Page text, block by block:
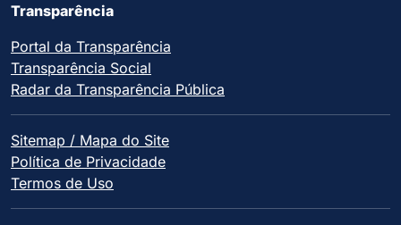
Transparência
Portal da Transparência
Transparência Social
Radar da Transparência Pública
Sitemap / Mapa do Site
Política de Privacidade
Termos de Uso